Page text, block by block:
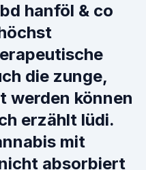
hanföl & co
die zunge,
werden können
erzählt lüdi.
mit
absorbiert